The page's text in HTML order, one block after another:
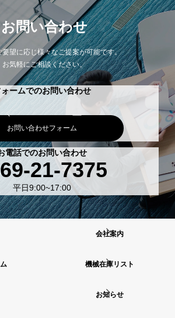
お問い合わせ
要望に応じ様々なご提案が可能です。
お気軽にご相談ください。
ォームでのお問い合わせ
お問い合わせフォーム
電話でのお問い合わせ
21-7375
平日9:00~17:00
会社案内
機械在庫リスト
お知らせ